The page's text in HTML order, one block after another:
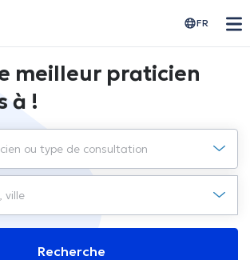
FR
meilleur praticien
à !
Recherche